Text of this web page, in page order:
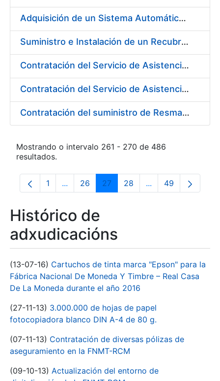
Adquisición de un Sistema Automático de Etiquetado y Pesado para Petacas de Monedas de la L4
Suministro e Instalación de un Recubrimiento Fono-Absorbente en paredes y techos
Contratación del Servicio de Asistencia Técnica para la Realización de Trabajos de Pintura para el Taller de Mantenimiento de la Fábrica de Papel de Burgos durante el año 2017
Contratación del Servicio de Asistencia Técnica para la Realización de Trabajos de Fontanería para el Taller de Mantenimiento de la Fábrica de Papel de Burgos durante el año 2017
Contratación del suministro de Resmas de Cartón
Mostrando o intervalo 261 - 270 de 486
resultados.
Páxina
1 ...Páxinas intermedias Use pestaña para
Páxina
26 Páxina
27 Páxina
28 ...PáxinasPáxina
49
Histórico de
adxudicacións
(13-07-16) Cartuchos de tinta marca "Epson" para la
Fábrica Nacional De Moneda Y Timbre – Real Casa
De La Moneda durante el año 2016
(27-11-13) 3.000.000 de hojas de papel
fotocopiadora blanco DIN A-4 de 80 g.
(07-11-13) Contratación de diversas pólizas de
aseguramiento en la FNMT-RCM
(09-10-13) Actualización del entorno de